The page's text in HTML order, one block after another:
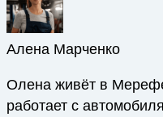
Алена Марченко
Олена живёт в
работает с